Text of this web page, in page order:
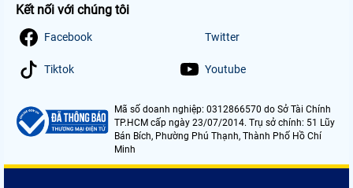
Kết nối với chúng tôi
Facebook Twitter
Tiktok Youtube
Mã số doanh nghiệp: 0312866570 do Sở Tài Chính
TP.HCM cấp ngày 23/07/2014. Trụ sở chính: 51 Lũy
Bán Bích, Phường Phú Thạnh, Thành Phố Hồ Chí
Minh